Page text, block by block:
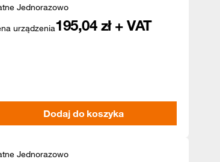
Jednorazowo
urządzenia195,04 zł + VAT
Dodaj do koszyka
Jednorazowo